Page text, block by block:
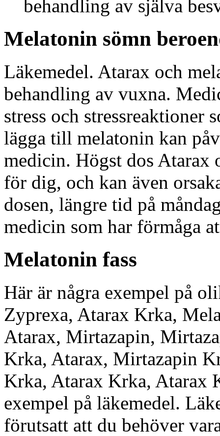
behandling av själva
Melatonin sömn
Läkemedel. Atarax och
behandling av vuxna.
stress och
lägga till melatonin kan
medicin. Högst dos Atarax
för dig, och kan även
dosen, längre tid på
medicin som har förmåga
Melatonin fass
Här är några exempel på
Zyprexa, Atarax Krka,
Atarax, Mirtazapin,
Krka, Atarax, Mirtazapin
Krka, Atarax Krka, Atarax
exempel på läkemedel.
förutsatt att du behöver